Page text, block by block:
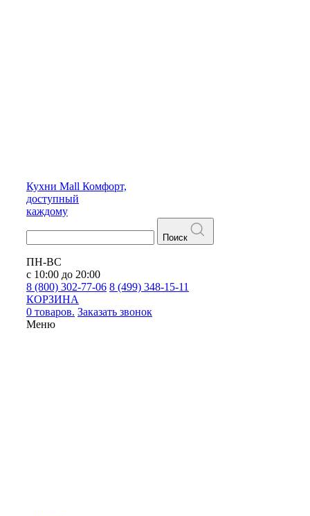
Кухни Mall Комфорт,
доступный
каждому
Поиск
ПН-ВС
с 10:00 до 20:00
8 (800) 302-77-06 8 (499) 348-15-11
КОРЗИНА
0 товаров. Заказать звонок
Меню